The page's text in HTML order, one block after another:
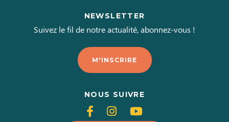
NEWSLETTER
Suivez le fil de notre actualité, abonnez-vous !
M'INSCRIRE
NOUS SUIVRE
Suivez-Suivez-Suivez-